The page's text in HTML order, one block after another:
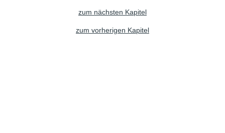
zum nächsten Kapitel
zum vorherigen Kapitel